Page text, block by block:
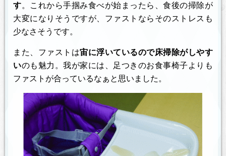
す。これから手掴み食べが始まったら、食後の掃除が
大変になりそうですが、ファストならそのストレスも
少なさそうです。
また、ファストは宙に浮いているので床掃除がしやす
いのも魅力。我が家には、足つきのお食事椅子よりも
ファストが合っているなぁと思いました。